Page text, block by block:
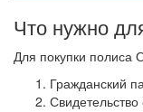
Что нужно
Для покупки
Гражданский